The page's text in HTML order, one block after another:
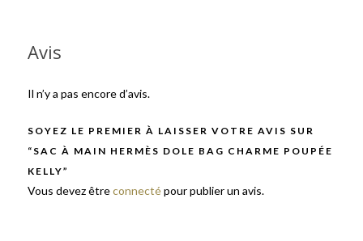
Avis
Il n’y a pas encore d’avis.
SOYEZ LE PREMIER À LAISSER VOTRE AVIS SUR
“SAC À MAIN HERMÈS DOLE BAG CHARME POUPÉE
KELLY”
Vous devez êtreconnectépour publier un avis.